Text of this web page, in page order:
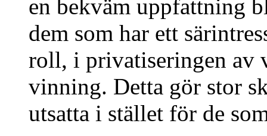
en bekväm uppfattning
dem som har ett
roll, i privatiseringen av
vinning. Detta gör stor
utsatta i stället för de